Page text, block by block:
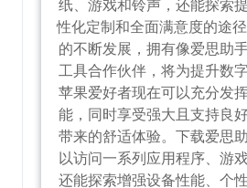
纸、游戏和铃声，还能探索
性化定制和全面满意度的途
的不断发展，拥有像爱思助
工具合作伙伴，将为提升数
苹果爱好者现在可以充分发
能，同时享受强大且支持良
带来的舒适体验。下载爱思
以访问一系列应用程序、游
还能探索增强设备性能、个